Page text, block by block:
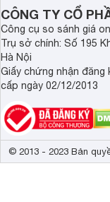
CÔNG TY CỔ
Công cụ so sánh giá
Trụ sở chính: Số 195
Hà Nội
Giấy chứng nhận đăng
cấp ngày 02/12/2013
© 2013 - 2023 Bản